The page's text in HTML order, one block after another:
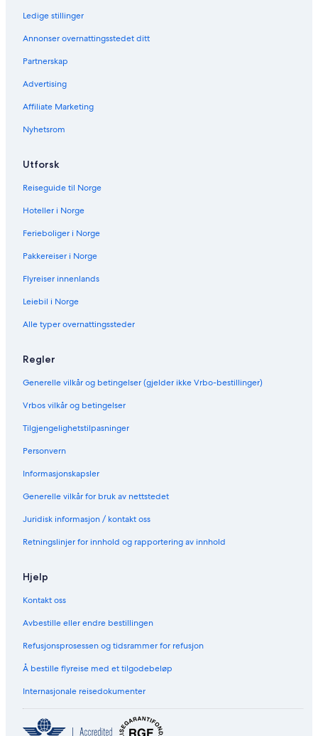
e
i
e
n
L
f
n
R
e
d
i
h
D
t
c
Ledige stillinger
Annonser overnattingsstedet ditt
Partnerskap
Advertising
Affiliate Marketing
Nyhetsrom
Utforsk
Reiseguide til Norge
Hoteller i Norge
Ferieboliger i Norge
Pakkereiser i Norge
Flyreiser innenlands
Leiebil i Norge
Alle typer overnattingssteder
Regler
Generelle vilkår og betingelser (gjelder ikke Vrbo-bestillinger)
Vrbos vilkår og betingelser
Tilgjengelighetstilpasninger
Personvern
Informasjonskapsler
Generelle vilkår for bruk av nettstedet
Juridisk informasjon / kontakt oss
Retningslinjer for innhold og rapportering av innhold
Hjelp
Kontakt oss
Avbestille eller endre bestillingen
Refusjonsprosessen og tidsrammer for refusjon
Å bestille flyreise med et tilgodebeløp
Internasjonale reisedokumenter